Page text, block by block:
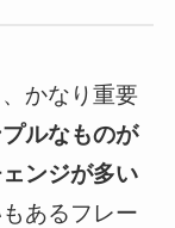
かなり重要
ルなものが
ンジが多い
あるフレー